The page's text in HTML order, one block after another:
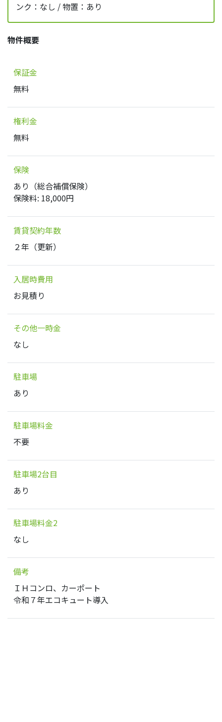
ンク：なし / 物置：あり
物件概要
保証金
無料
権利金
無料
保険
あり（総合補償保険）
保険料: 18,000円
賃貸契約年数
２年（更新）
入居時費用
お見積り
その他一時金
なし
駐車場
あり
駐車場料金
不要
駐車場2台目
あり
駐車場料金2
なし
備考
ＩＨコンロ、カーポート
令和７年エコキュート導入